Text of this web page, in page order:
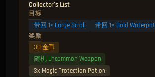
Collector's List
目标
带回 1× Large Scroll 带回 1× Gold Waterpot
奖励
30 金币
随机 Uncommon Weapon
3x Magic Protection Potion